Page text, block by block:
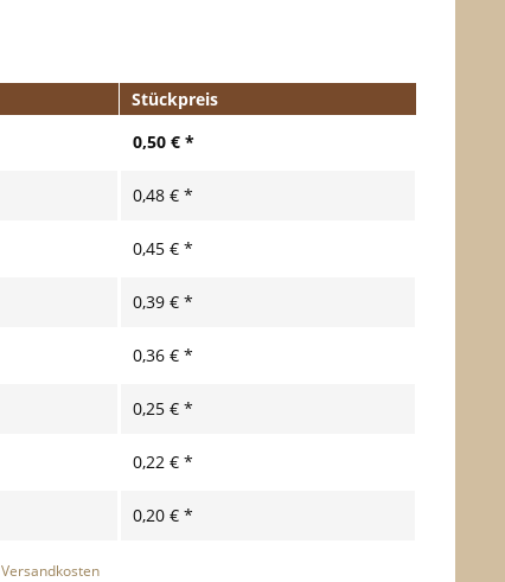
Stückpreis
0,50 € *
0,48 € *
0,45 € *
0,39 € *
0,36 € *
0,25 € *
0,22 € *
0,20 € *
Versandkosten